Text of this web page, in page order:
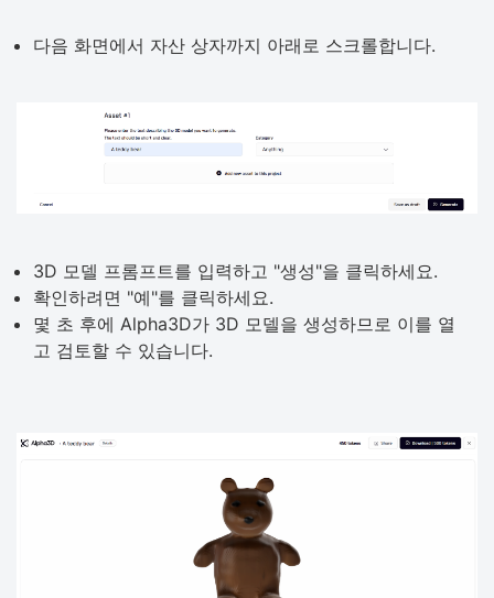
다음 화면에서 자산 상자까지 아래로 스크롤합니다.
3D 모델 프롬프트를 입력하고 "생성"을 클릭하세요.
확인하려면 "예"를 클릭하세요.
몇 초 후에 Alpha3D가 3D 모델을 생성하므로 이를 열
고 검토할 수 있습니다.